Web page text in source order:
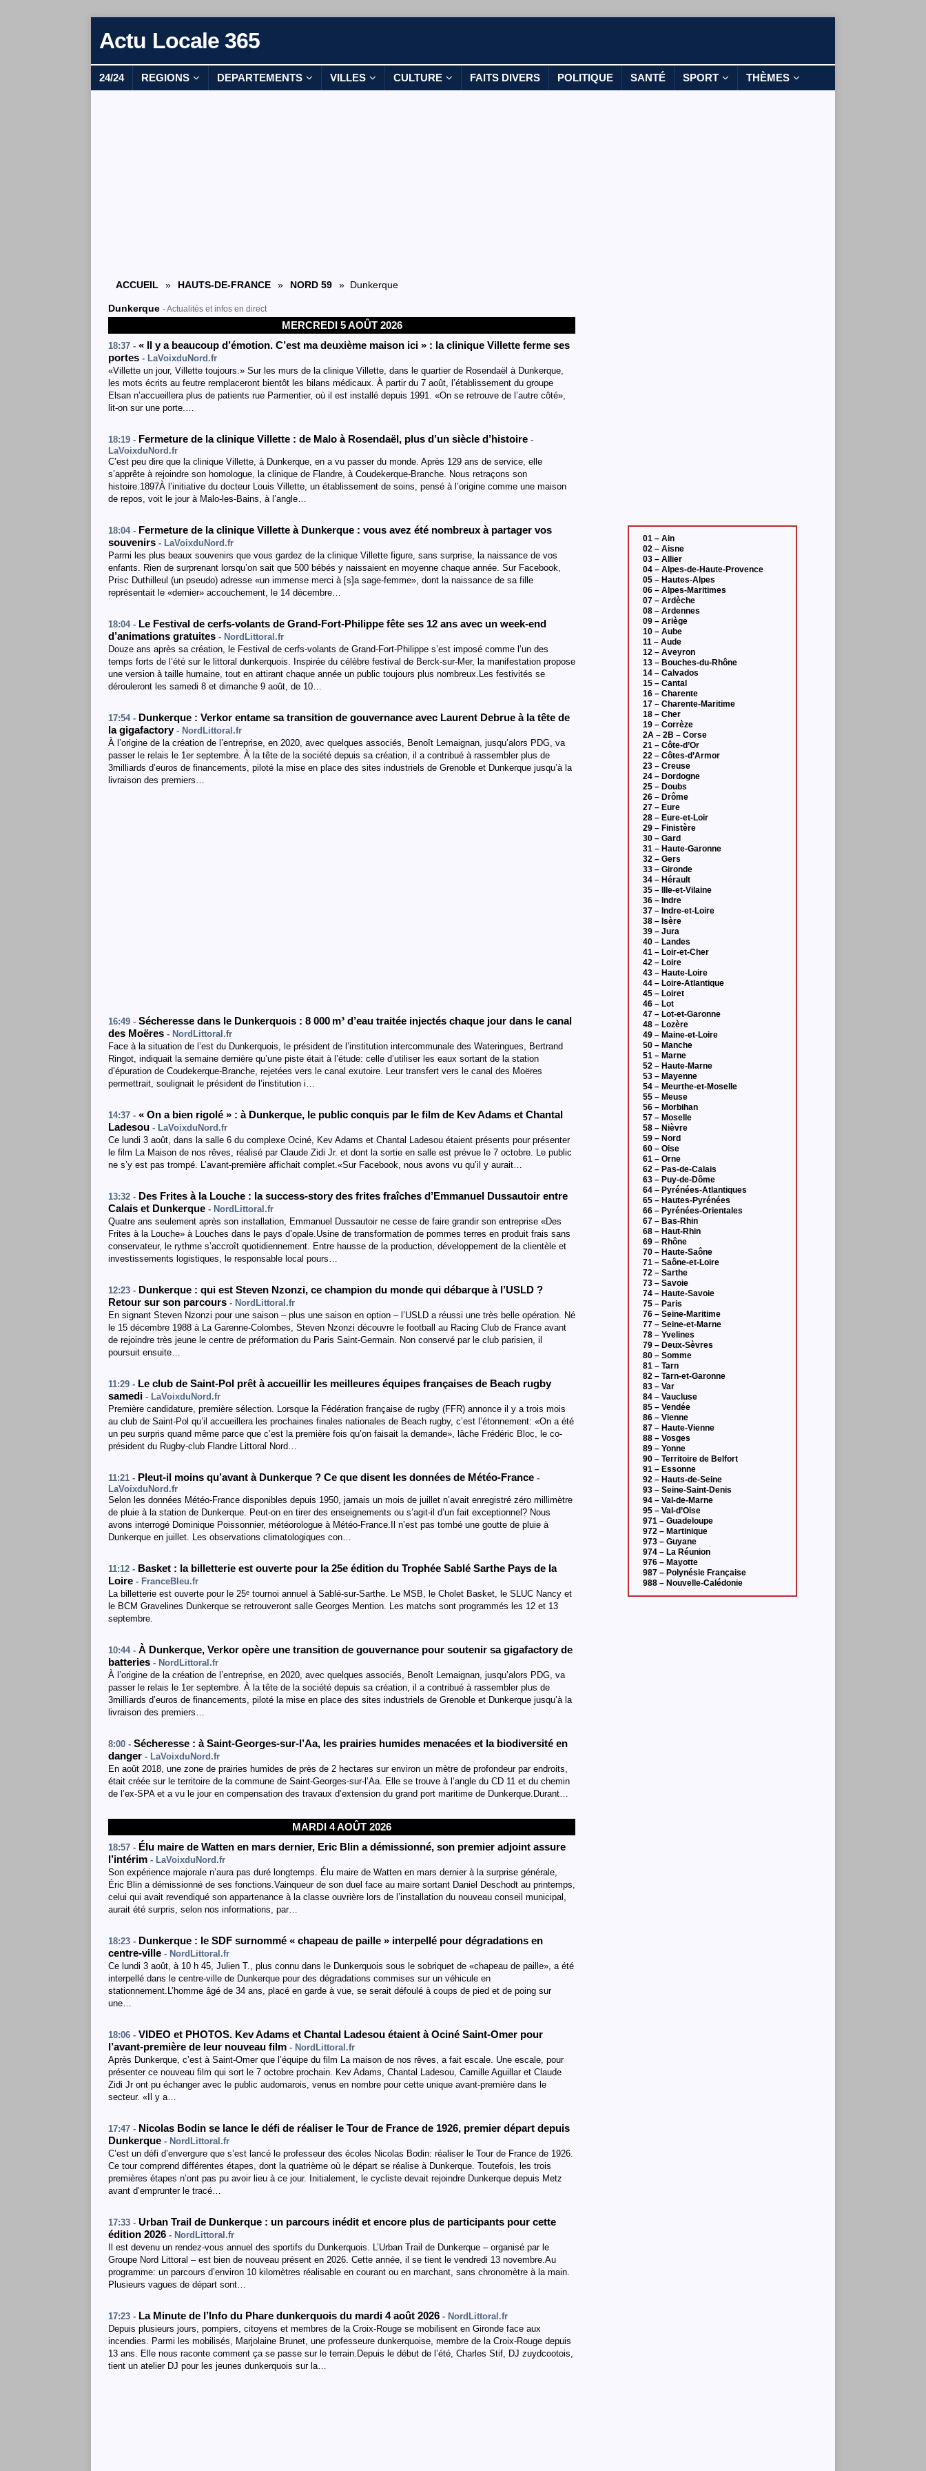
Actu Locale 365
24/24 REGIONS DEPARTEMENTS VILLES CULTURE FAITS DIVERS POLITIQUE SANTÉ SPORT THÈMES
ACCUEIL » HAUTS-DE-FRANCE » NORD 59 » Dunkerque
Dunkerque - Actualités et infos en direct
MERCREDI 5 AOÛT 2026
18:37 - « Il y a beaucoup d’émotion. C’est ma deuxième maison ici » : la clinique Villette ferme ses
portes - LaVoixduNord.fr
«Villette un jour, Villette toujours.» Sur les murs de la clinique Villette, dans le quartier de Rosendaël à Dunkerque,
les mots écrits au feutre remplaceront bientôt les bilans médicaux. À partir du 7 août, l’établissement du groupe
Elsan n’accueillera plus de patients rue Parmentier, où il est installé depuis 1991. «On se retrouve de l’autre côté»,
lit-on sur une porte.…
18:19 - Fermeture de la clinique Villette : de Malo à Rosendaël, plus d’un siècle d’histoire -
LaVoixduNord.fr
C’est peu dire que la clinique Villette, à Dunkerque, en a vu passer du monde. Après 129 ans de service, elle
s’apprête à rejoindre son homologue, la clinique de Flandre, à Coudekerque-Branche. Nous retraçons son
histoire.1897À l’initiative du docteur Louis Villette, un établissement de soins, pensé à l’origine comme une maison
de repos, voit le jour à Malo-les-Bains, à l’angle…
18:04 - Fermeture de la clinique Villette à Dunkerque : vous avez été nombreux à partager vos
souvenirs - LaVoixduNord.fr
Parmi les plus beaux souvenirs que vous gardez de la clinique Villette figure, sans surprise, la naissance de vos
enfants. Rien de surprenant lorsqu’on sait que 500 bébés y naissaient en moyenne chaque année. Sur Facebook,
Prisc Duthilleul (un pseudo) adresse «un immense merci à [s]a sage-femme», dont la naissance de sa fille
représentait le «dernier» accouchement, le 14 décembre…
18:04 - Le Festival de cerfs-volants de Grand-Fort-Philippe fête ses 12 ans avec un week-end
d’animations gratuites - NordLittoral.fr
Douze ans après sa création, le Festival de cerfs-volants de Grand-Fort-Philippe s’est imposé comme l’un des
temps forts de l’été sur le littoral dunkerquois. Inspirée du célèbre festival de Berck-sur-Mer, la manifestation propose
une version à taille humaine, tout en attirant chaque année un public toujours plus nombreux.Les festivités se
dérouleront les samedi 8 et dimanche 9 août, de 10…
17:54 - Dunkerque : Verkor entame sa transition de gouvernance avec Laurent Debrue à la tête de
la gigafactory - NordLittoral.fr
À l’origine de la création de l’entreprise, en 2020, avec quelques associés, Benoît Lemaignan, jusqu’alors PDG, va
passer le relais le 1er septembre. À la tête de la société depuis sa création, il a contribué à rassembler plus de
3milliards d’euros de financements, piloté la mise en place des sites industriels de Grenoble et Dunkerque jusqu’à la
livraison des premiers…
16:49 - Sécheresse dans le Dunkerquois : 8 000 m³ d’eau traitée injectés chaque jour dans le canal
des Moëres - NordLittoral.fr
Face à la situation de l’est du Dunkerquois, le président de l’institution intercommunale des Wateringues, Bertrand
Ringot, indiquait la semaine dernière qu’une piste était à l’étude: celle d’utiliser les eaux sortant de la station
d’épuration de Coudekerque-Branche, rejetées vers le canal exutoire. Leur transfert vers le canal des Moëres
permettrait, soulignait le président de l’institution i…
14:37 - « On a bien rigolé » : à Dunkerque, le public conquis par le film de Kev Adams et Chantal
Ladesou - LaVoixduNord.fr
Ce lundi 3 août, dans la salle 6 du complexe Ociné, Kev Adams et Chantal Ladesou étaient présents pour présenter
le film La Maison de nos rêves, réalisé par Claude Zidi Jr. et dont la sortie en salle est prévue le 7 octobre. Le public
ne s’y est pas trompé. L’avant-première affichait complet.«Sur Facebook, nous avons vu qu’il y aurait…
13:32 - Des Frites à la Louche : la success-story des frites fraîches d’Emmanuel Dussautoir entre
Calais et Dunkerque - NordLittoral.fr
Quatre ans seulement après son installation, Emmanuel Dussautoir ne cesse de faire grandir son entreprise «Des
Frites à la Louche» à Louches dans le pays d’opale.Usine de transformation de pommes terres en produit frais sans
conservateur, le rythme s’accroît quotidiennement. Entre hausse de la production, développement de la clientèle et
investissements logistiques, le responsable local pours…
12:23 - Dunkerque : qui est Steven Nzonzi, ce champion du monde qui débarque à l’USLD ?
Retour sur son parcours - NordLittoral.fr
En signant Steven Nzonzi pour une saison – plus une saison en option – l’USLD a réussi une très belle opération. Né
le 15 décembre 1988 à La Garenne-Colombes, Steven Nzonzi découvre le football au Racing Club de France avant
de rejoindre très jeune le centre de préformation du Paris Saint-Germain. Non conservé par le club parisien, il
poursuit ensuite…
11:29 - Le club de Saint-Pol prêt à accueillir les meilleures équipes françaises de Beach rugby
samedi - LaVoixduNord.fr
Première candidature, première sélection. Lorsque la Fédération française de rugby (FFR) annonce il y a trois mois
au club de Saint-Pol qu’il accueillera les prochaines finales nationales de Beach rugby, c’est l’étonnement: «On a été
un peu surpris quand même parce que c’est la première fois qu’on faisait la demande», lâche Frédéric Bloc, le co-
président du Rugby-club Flandre Littoral Nord…
11:21 - Pleut-il moins qu’avant à Dunkerque ? Ce que disent les données de Météo-France -
LaVoixduNord.fr
Selon les données Météo-France disponibles depuis 1950, jamais un mois de juillet n’avait enregistré zéro millimètre
de pluie à la station de Dunkerque. Peut-on en tirer des enseignements ou s’agit-il d’un fait exceptionnel? Nous
avons interrogé Dominique Poissonnier, météorologue à Météo-France.Il n’est pas tombé une goutte de pluie à
Dunkerque en juillet. Les observations climatologiques con…
11:12 - Basket : la billetterie est ouverte pour la 25e édition du Trophée Sablé Sarthe Pays de la
Loire - FranceBleu.fr
La billetterie est ouverte pour le 25ᵉ tournoi annuel à Sablé-sur-Sarthe. Le MSB, le Cholet Basket, le SLUC Nancy et
le BCM Gravelines Dunkerque se retrouveront salle Georges Mention. Les matchs sont programmés les 12 et 13
septembre.
10:44 - À Dunkerque, Verkor opère une transition de gouvernance pour soutenir sa gigafactory de
batteries - NordLittoral.fr
À l’origine de la création de l’entreprise, en 2020, avec quelques associés, Benoît Lemaignan, jusqu’alors PDG, va
passer le relais le 1er septembre. À la tête de la société depuis sa création, il a contribué à rassembler plus de
3milliards d’euros de financements, piloté la mise en place des sites industriels de Grenoble et Dunkerque jusqu’à la
livraison des premiers…
8:00 - Sécheresse : à Saint-Georges-sur-l’Aa, les prairies humides menacées et la biodiversité en
danger - LaVoixduNord.fr
En août 2018, une zone de prairies humides de près de 2 hectares sur environ un mètre de profondeur par endroits,
était créée sur le territoire de la commune de Saint-Georges-sur-l’Aa. Elle se trouve à l’angle du CD 11 et du chemin
de l’ex-SPA et a vu le jour en compensation des travaux d’extension du grand port maritime de Dunkerque.Durant…
MARDI 4 AOÛT 2026
18:57 - Élu maire de Watten en mars dernier, Eric Blin a démissionné, son premier adjoint assure
l’intérim - LaVoixduNord.fr
Son expérience majorale n’aura pas duré longtemps. Élu maire de Watten en mars dernier à la surprise générale,
Éric Blin a démissionné de ses fonctions.Vainqueur de son duel face au maire sortant Daniel Deschodt au printemps,
celui qui avait revendiqué son appartenance à la classe ouvrière lors de l’installation du nouveau conseil municipal,
aurait été surpris, selon nos informations, par…
18:23 - Dunkerque : le SDF surnommé « chapeau de paille » interpellé pour dégradations en
centre-ville - NordLittoral.fr
Ce lundi 3 août, à 10 h 45, Julien T., plus connu dans le Dunkerquois sous le sobriquet de «chapeau de paille», a été
interpellé dans le centre-ville de Dunkerque pour des dégradations commises sur un véhicule en
stationnement.L’homme âgé de 34 ans, placé en garde à vue, se serait défoulé à coups de pied et de poing sur
une…
18:06 - VIDEO et PHOTOS. Kev Adams et Chantal Ladesou étaient à Ociné Saint-Omer pour
l’avant-première de leur nouveau film - NordLittoral.fr
Après Dunkerque, c’est à Saint-Omer que l’équipe du film La maison de nos rêves, a fait escale. Une escale, pour
présenter ce nouveau film qui sort le 7 octobre prochain. Kev Adams, Chantal Ladesou, Camille Aguillar et Claude
Zidi Jr ont pu échanger avec le public audomarois, venus en nombre pour cette unique avant-première dans le
secteur. «Il y a…
17:47 - Nicolas Bodin se lance le défi de réaliser le Tour de France de 1926, premier départ depuis
Dunkerque - NordLittoral.fr
C’est un défi d’envergure que s’est lancé le professeur des écoles Nicolas Bodin: réaliser le Tour de France de 1926.
Ce tour comprend différentes étapes, dont la quatrième où le départ se réalise à Dunkerque. Toutefois, les trois
premières étapes n’ont pas pu avoir lieu à ce jour. Initialement, le cycliste devait rejoindre Dunkerque depuis Metz
avant d’emprunter le tracé…
17:33 - Urban Trail de Dunkerque : un parcours inédit et encore plus de participants pour cette
édition 2026 - NordLittoral.fr
Il est devenu un rendez-vous annuel des sportifs du Dunkerquois. L’Urban Trail de Dunkerque – organisé par le
Groupe Nord Littoral – est bien de nouveau présent en 2026. Cette année, il se tient le vendredi 13 novembre.Au
programme: un parcours d’environ 10 kilomètres réalisable en courant ou en marchant, sans chronomètre à la main.
Plusieurs vagues de départ sont…
17:23 - La Minute de l’Info du Phare dunkerquois du mardi 4 août 2026 - NordLittoral.fr
Depuis plusieurs jours, pompiers, citoyens et membres de la Croix-Rouge se mobilisent en Gironde face aux
incendies. Parmi les mobilisés, Marjolaine Brunet, une professeure dunkerquoise, membre de la Croix-Rouge depuis
13 ans. Elle nous raconte comment ça se passe sur le terrain.Depuis le début de l’été, Charles Stif, DJ zuydcootois,
tient un atelier DJ pour les jeunes dunkerquois sur la…
01 – Ain
02 – Aisne
03 – Allier
04 – Alpes-de-Haute-Provence
05 – Hautes-Alpes
06 – Alpes-Maritimes
07 – Ardèche
08 – Ardennes
09 – Ariège
10 – Aube
11 – Aude
12 – Aveyron
13 – Bouches-du-Rhône
14 – Calvados
15 – Cantal
16 – Charente
17 – Charente-Maritime
18 – Cher
19 – Corrèze
2A – 2B – Corse
21 – Côte-d’Or
22 – Côtes-d’Armor
23 – Creuse
24 – Dordogne
25 – Doubs
26 – Drôme
27 – Eure
28 – Eure-et-Loir
29 – Finistère
30 – Gard
31 – Haute-Garonne
32 – Gers
33 – Gironde
34 – Hérault
35 – Ille-et-Vilaine
36 – Indre
37 – Indre-et-Loire
38 – Isère
39 – Jura
40 – Landes
41 – Loir-et-Cher
42 – Loire
43 – Haute-Loire
44 – Loire-Atlantique
45 – Loiret
46 – Lot
47 – Lot-et-Garonne
48 – Lozère
49 – Maine-et-Loire
50 – Manche
51 – Marne
52 – Haute-Marne
53 – Mayenne
54 – Meurthe-et-Moselle
55 – Meuse
56 – Morbihan
57 – Moselle
58 – Nièvre
59 – Nord
60 – Oise
61 – Orne
62 – Pas-de-Calais
63 – Puy-de-Dôme
64 – Pyrénées-Atlantiques
65 – Hautes-Pyrénées
66 – Pyrénées-Orientales
67 – Bas-Rhin
68 – Haut-Rhin
69 – Rhône
70 – Haute-Saône
71 – Saône-et-Loire
72 – Sarthe
73 – Savoie
74 – Haute-Savoie
75 – Paris
76 – Seine-Maritime
77 – Seine-et-Marne
78 – Yvelines
79 – Deux-Sèvres
80 – Somme
81 – Tarn
82 – Tarn-et-Garonne
83 – Var
84 – Vaucluse
85 – Vendée
86 – Vienne
87 – Haute-Vienne
88 – Vosges
89 – Yonne
90 – Territoire de Belfort
91 – Essonne
92 – Hauts-de-Seine
93 – Seine-Saint-Denis
94 – Val-de-Marne
95 – Val-d’Oise
971 – Guadeloupe
972 – Martinique
973 – Guyane
974 – La Réunion
976 – Mayotte
987 – Polynésie Française
988 – Nouvelle-Calédonie